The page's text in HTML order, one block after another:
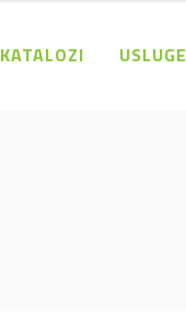
KATALOZI USLUGE